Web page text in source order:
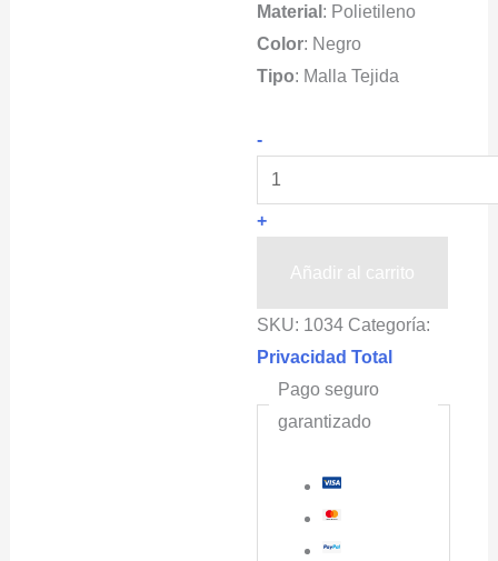
Material : Polietileno
Color: Negro
Tipo: Malla Tejida
-Rompe
vientos
POLISOMBRA®,
Tejido
para
Malla
Ciclónica
2x40m
+
Añadir al carrito
SKU: 1034 Categoría:
Privacidad Total
Pago seguro
garantizado